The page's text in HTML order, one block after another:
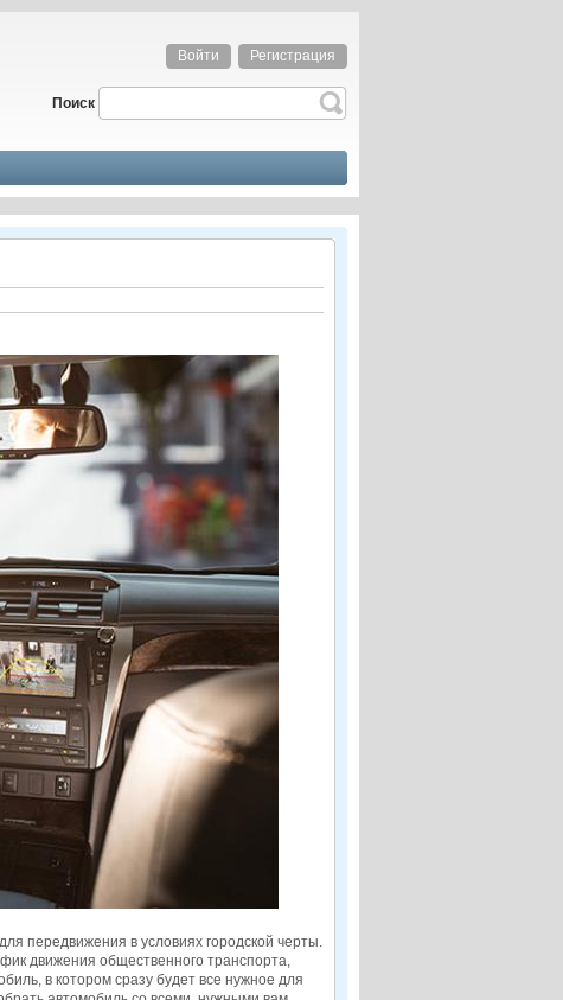
Войти Регистрация
Поиск
передвижения в условиях городской черты.
движения общественного транспорта,
в котором сразу будет все нужное для